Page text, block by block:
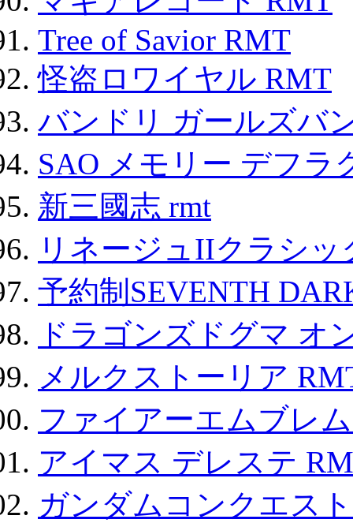
Tree of Savior RMT
怪盗ロワイヤル RMT
バンドリ ガールズバ
SAO メモリー デフラ
新三國志 rmt
リネージュIIクラシ
予約制SEVENTH
ドラゴンズドグマ オ
メルクストーリア
ファイアーエムブレ
アイマス デレステ
ガンダムコンクエスト